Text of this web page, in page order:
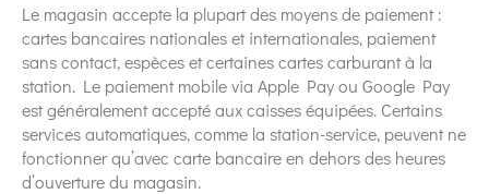
Le magasin accepte la plupart des moyens de paiement :
cartes bancaires nationales et internationales, paiement
sans contact, espèces et certaines cartes carburant à la
station. Le paiement mobile via Apple Pay ou Google Pay
est généralement accepté aux caisses équipées. Certains
services automatiques, comme la station-service, peuvent ne
fonctionner qu’avec carte bancaire en dehors des heures
d’ouverture du magasin.